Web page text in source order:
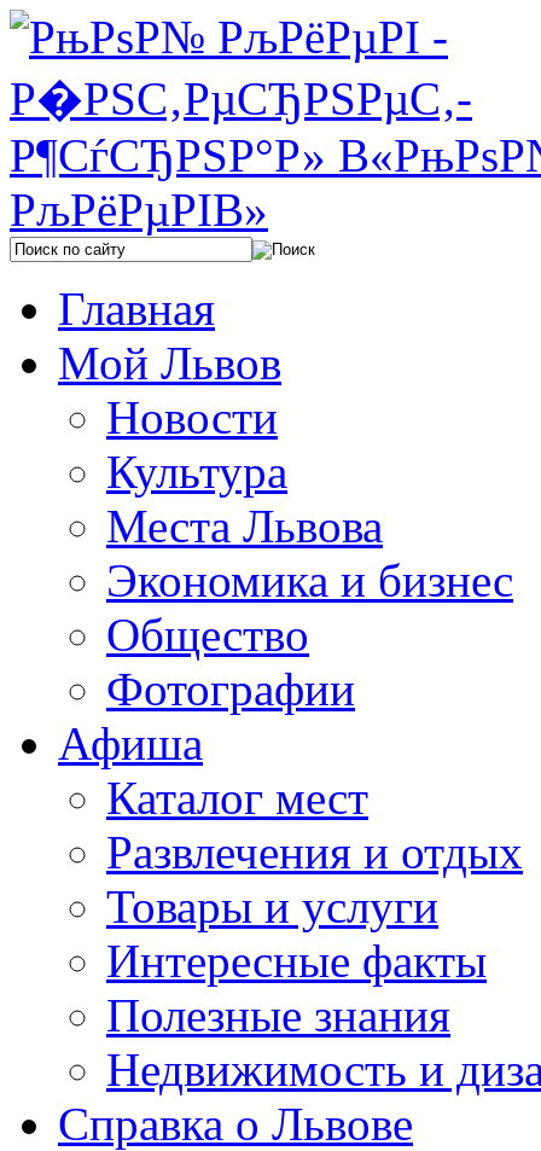
Главная
Мой Львов
Новости
Культура
Места Львова
Экономика и бизнес
Общество
Фотографии
Афиша
Каталог мест
Развлечения и отдых
Товары и услуги
Интересные факты
Полезные знания
Недвижимость и
Справка о Львове